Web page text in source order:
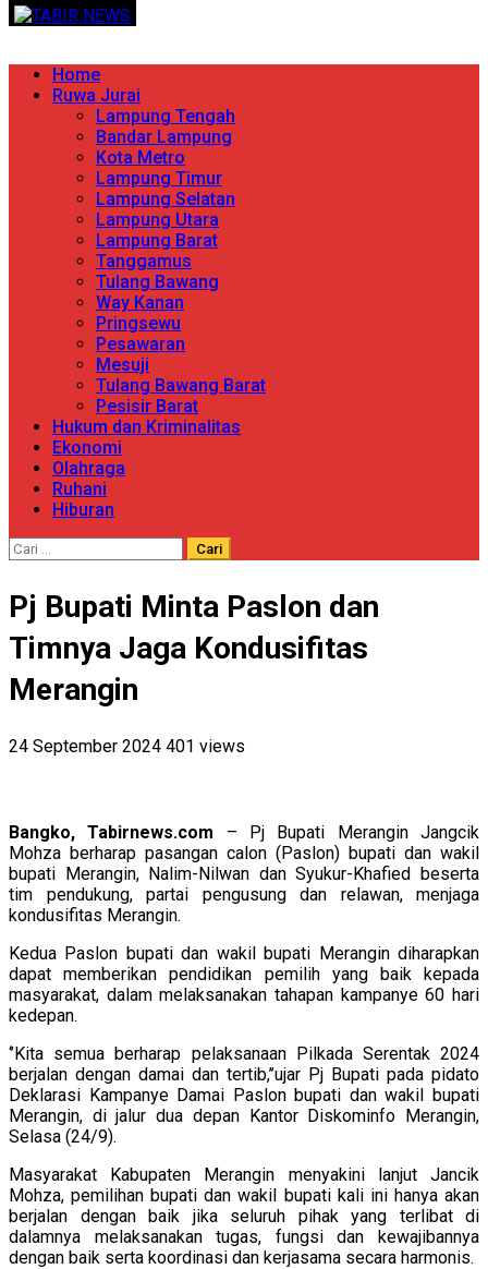
Skip
content
TERPERCAYA MENYINGKAP BERITA
Primary
Menu
Home
Ruwa Jurai
Lampung Tengah
Bandar Lampung
Kota Metro
Lampung Timur
Lampung Selatan
Lampung Utara
Lampung Barat
Tanggamus
Tulang Bawang
Way Kanan
Pringsewu
Pesawaran
Mesuji
Tulang Bawang Barat
Pesisir Barat
Hukum dan Kriminalitas
Ekonomi
Olahraga
Ruhani
Hiburan
Cari
Pj Bupati Minta Paslon dan
Timnya Jaga Kondusifitas
Merangin
24 September 2024 401 views
Bangko, Tabirnews.com – Pj Bupati Merangin Jangcik
Mohza berharap pasangan calon (Paslon) bupati dan wakil
bupati Merangin, Nalim-Nilwan dan Syukur-Khafied beserta
tim pendukung, partai pengusung dan relawan, menjaga
kondusifitas Merangin.
Kedua Paslon bupati dan wakil bupati Merangin diharapkan
dapat memberikan pendidikan pemilih yang baik kepada
masyarakat, dalam melaksanakan tahapan kampanye 60 hari
kedepan.
‘’Kita semua berharap pelaksanaan Pilkada Serentak 2024
berjalan dengan damai dan tertib,’’ujar Pj Bupati pada pidato
Deklarasi Kampanye Damai Paslon bupati dan wakil bupati
Merangin, di jalur dua depan Kantor Diskominfo Merangin,
Selasa (24/9).
Masyarakat Kabupaten Merangin menyakini lanjut Jancik
Mohza, pemilihan bupati dan wakil bupati kali ini hanya akan
berjalan dengan baik jika seluruh pihak yang terlibat di
dalamnya melaksanakan tugas, fungsi dan kewajibannya
dengan baik serta koordinasi dan kerjasama secara harmonis.